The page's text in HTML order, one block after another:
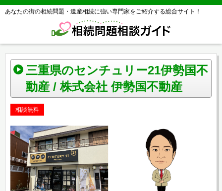
あなたの街の相続問題・遺産相続に強い専門家をご紹介する総合サイト！
三重県のセンチュリー21伊勢国不
動産 / 株式会社 伊勢国不動産
相談無料